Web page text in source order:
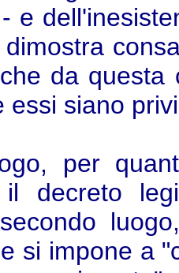
e
da questa
essi siano
per
decreto
si impone a